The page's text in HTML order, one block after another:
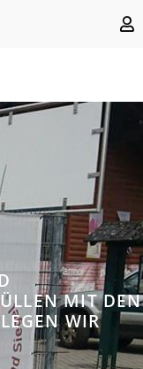
MIT DEN
WIR